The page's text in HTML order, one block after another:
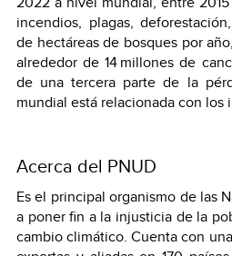
incendios, plagas,
de hectáreas de bosques por
alrededor de 14 millones de
de una tercera parte de la
mundial está relacionada con los
Acerca del PNUD
Es el principal organismo de las
a poner fin a la injusticia de la
cambio climático. Cuenta con